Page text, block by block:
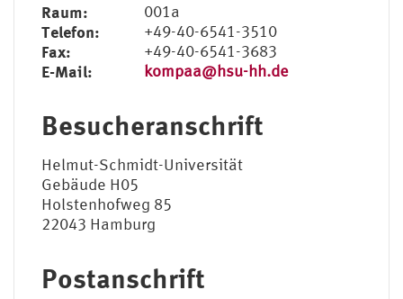
Raum: 001a
Telefon: +49-40-6541-3510
Fax: +49-40-6541-3683
E-Mail: kompaa@hsu-hh.de
Besucheranschrift
Helmut-Schmidt-Universität
Gebäude H05
Holstenhofweg 85
22043 Hamburg
Postanschrift